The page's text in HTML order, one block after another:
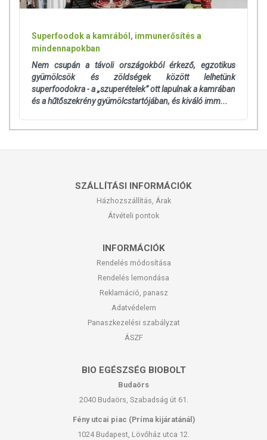
Superfoodok a kamrából, immunerősítés a
mindennapokban
Nem csupán a távoli országokból érkező, egzotikus
gyümölcsök és zöldségek között lelhetünk
superfoodokra - a „szuperételek” ott lapulnak a kamrában
és a hűtőszekrény gyümölcstartójában, és kiváló imm...
SZÁLLÍTÁSI INFORMÁCIÓK
Házhozszállítás, Árak
Átvételi pontok
INFORMÁCIÓK
Rendelés módosítása
Rendelés lemondása
Reklamáció, panasz
Adatvédelem
Panaszkezelési szabályzat
ÁSZF
BIO EGÉSZSÉG BIOBOLT
Budaörs
2040 Budaörs, Szabadság út 61.
Fény utcai piac (Príma kijáratánál)
1024 Budapest, Lövőház utca 12.